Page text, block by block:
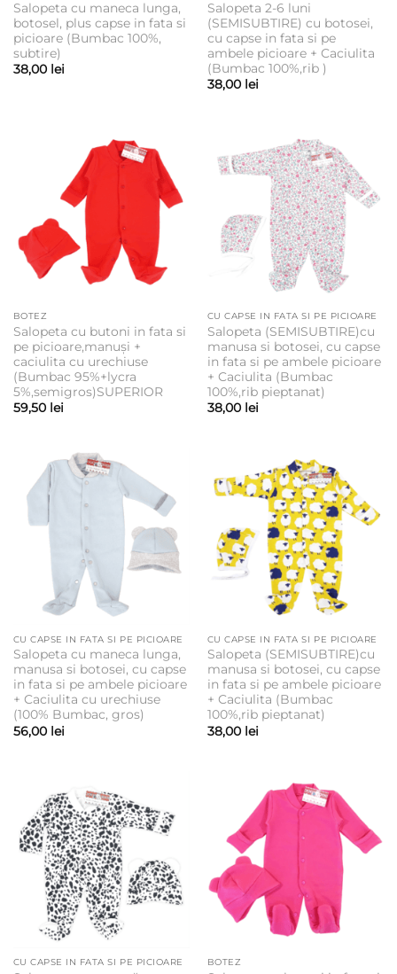
Salopeta cu maneca lunga,
botosel, plus capse in fata si
picioare (Bumbac 100%,
subtire)
38,00 lei
Salopeta 2-6 luni
(SEMISUBTIRE) cu botosei,
cu capse in fata si pe
ambele picioare + Caciulita
(Bumbac 100%,rib )
38,00 lei
BOTEZ
Salopeta cu butoni in fata si
pe picioare,manuși +
caciulita cu urechiuse
(Bumbac 95%+lycra
5%,semigros)SUPERIOR
59,50 lei
CU CAPSE IN FATA SI PE PICIOARE
Salopeta (SEMISUBTIRE)cu
manusa si botosei, cu capse
in fata si pe ambele picioare
+ Caciulita (Bumbac
100%,rib pieptanat)
38,00 lei
CU CAPSE IN FATA SI PE PICIOARE
Salopeta cu maneca lunga,
manusa si botosei, cu capse
in fata si pe ambele picioare
+ Caciulita cu urechiuse
(100% Bumbac, gros)
56,00 lei
CU CAPSE IN FATA SI PE PICIOARE
Salopeta (SEMISUBTIRE)cu
manusa si botosei, cu capse
in fata si pe ambele picioare
+ Caciulita (Bumbac
100%,rib pieptanat)
38,00 lei
CU CAPSE IN FATA SI PE PICIOARE BOTEZ